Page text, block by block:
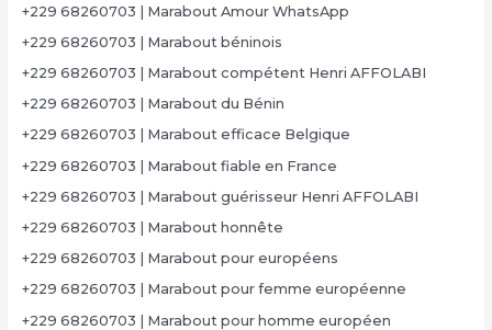
+229 68260703 | Marabout Amour WhatsApp
+229 68260703 | Marabout béninois
+229 68260703 | Marabout compétent Henri AFFOLABI
+229 68260703 | Marabout du Bénin
+229 68260703 | Marabout efficace Belgique
+229 68260703 | Marabout fiable en France
+229 68260703 | Marabout guérisseur Henri AFFOLABI
+229 68260703 | Marabout honnête
+229 68260703 | Marabout pour européens
+229 68260703 | Marabout pour femme européenne
+229 68260703 | Marabout pour homme européen